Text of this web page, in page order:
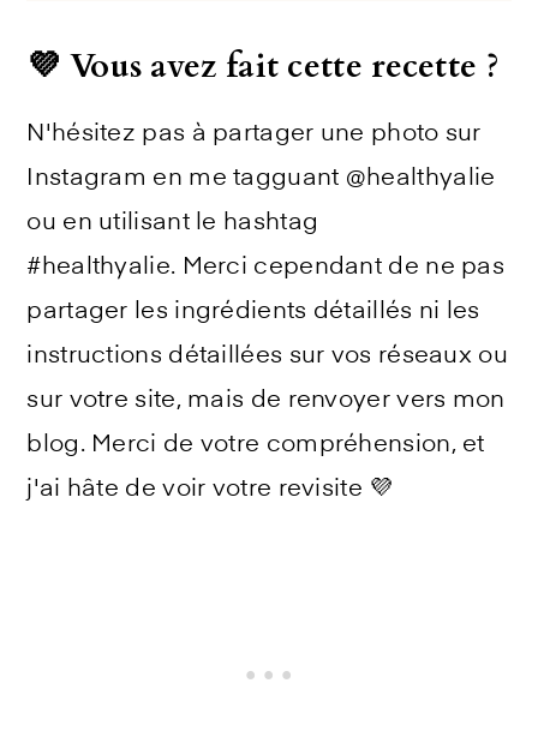
💜 Vous avez fait cette recette ?
N'hésitez pas à partager une photo sur
Instagram en me tagguant @healthyalie
ou en utilisant le hashtag
#healthyalie. Merci cependant de ne pas
partager les ingrédients détaillés ni les
instructions détaillées sur vos réseaux ou
sur votre site, mais de renvoyer vers mon
blog. Merci de votre compréhension, et
j'ai hâte de voir votre revisite 💜